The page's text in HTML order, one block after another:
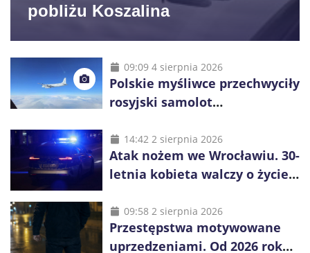
pobliżu Koszalina
09:09 4 sierpnia 2026
Polskie myśliwce przechwyciły
rosyjski samolot
14:42 2 sierpnia 2026
Atak nożem we Wrocławiu. 30-
letnia kobieta walczy o życie,
obywatela Ukrainy
09:58 2 sierpnia 2026
Przestępstwa motywowane
uprzedzeniami. Od 2026 roku